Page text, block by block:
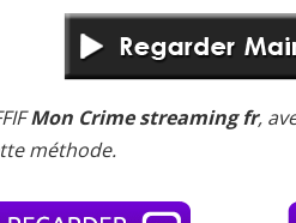
Mon Crime streaming fr,
méthode.